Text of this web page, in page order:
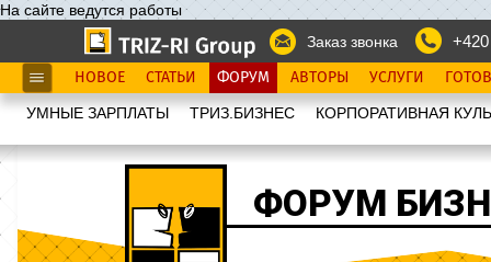
На сайте ведутся работы
Заказ звонка
НОВОЕ СТАТЬИ ФОРУМ АВТОРЫ УСЛУГИ
УМНЫЕ ЗАРПЛАТЫ ТРИЗ.БИЗНЕС КОРПОРАТИВНАЯ
ФОРУМ